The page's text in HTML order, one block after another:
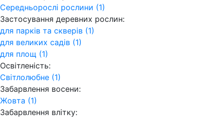
Середньорослі рослини (1)
Застосування деревних рослин:
для парків та скверів (1)
для великих садів (1)
для площ (1)
Освітленість:
Світлолюбне (1)
Забарвлення восени:
Жовта (1)
Забарвлення влітку: